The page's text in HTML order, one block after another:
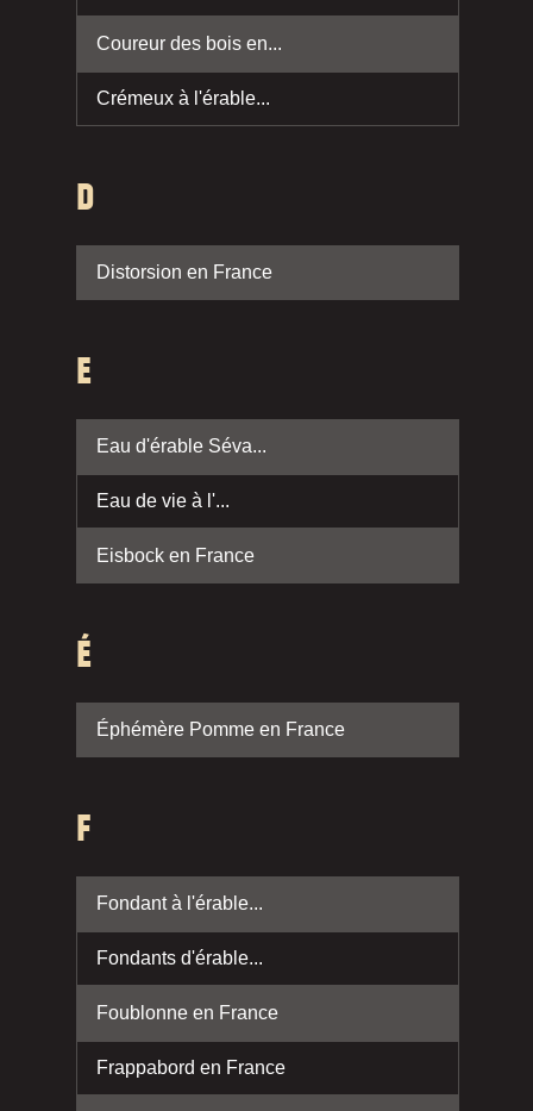
Coureur des bois en...
Crémeux à l'érable...
D
Distorsion en France
E
Eau d'érable Séva...
Eau de vie à l'...
Eisbock en France
É
Éphémère Pomme en France
F
Fondant à l'érable...
Fondants d'érable...
Foublonne en France
Frappabord en France